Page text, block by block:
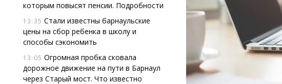
которым повысят пенсии. Подробности
13:35 Стали известны барнаульские
цены на сбор ребенка в школу и
способы сэкономить
13:05 Огромная пробка сковала
дорожное движение на пути в Барнаул
через Старый мост. Что известно
Смелость архитектурных идей.
Генеральный директор компании
Ищем новые
«Жилищной